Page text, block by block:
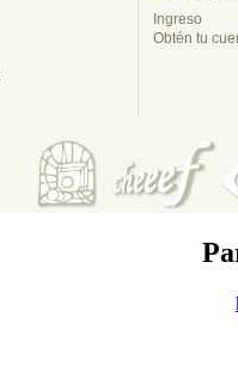
Ingreso
Obtén tu